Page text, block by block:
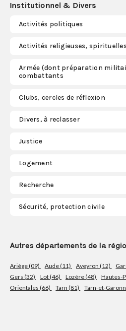
Institutionnel & Divers
Activités politiques
Activités religieuses,
Armée (dont préparation
combattants
Clubs, cercles de réflexion
Divers, à reclasser
Justice
Logement
Recherche
Sécurité, protection civile
Autres départements de la
Ariège (09) Aude (11) Aveyron (12)
Gers (32)
Lot (46) Lozère (48) Hautes-
Orientales (66)
Tarn (81) Tarn-et-